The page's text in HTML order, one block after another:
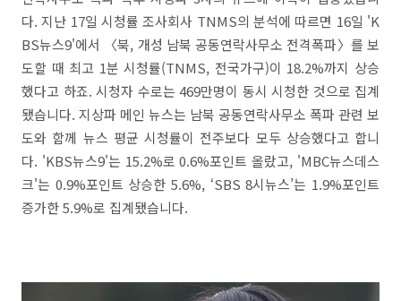
다. 지난 17일 시청률 조사회사 TNMS의 분석에 따르면 16일 'K
BS뉴스9'에서 〈북, 개성 남북 공동연락사무소 전격폭파〉를 보
도할 때 최고 1분 시청률(TNMS, 전국가구)이 18.2%까지 상승
했다고 하죠. 시청자 수로는 469만명이 동시 시청한 것으로 집계
됐습니다. 지상파 메인 뉴스는 남북 공동연락사무소 폭파 관련 보
도와 함께 뉴스 평균 시청률이 전주보다 모두 상승했다고 합니
다. 'KBS뉴스9'는 15.2%로 0.6%포인트 올랐고, 'MBC뉴스데스
크'는 0.9%포인트 상승한 5.6%, ‘SBS 8시뉴스’는 1.9%포인트
증가한 5.9%로 집계됐습니다.